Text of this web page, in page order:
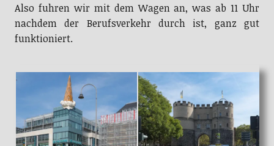
Also fuhren wir mit dem Wagen an, was ab 11 Uhr
nachdem der Berufsverkehr durch ist, ganz gut
funktioniert.